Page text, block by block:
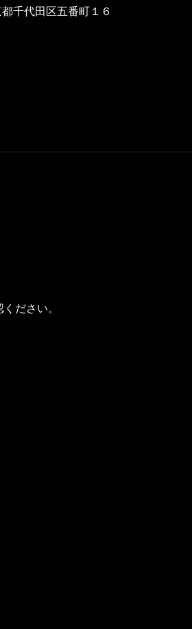
千代田区五番町１６
ださい。